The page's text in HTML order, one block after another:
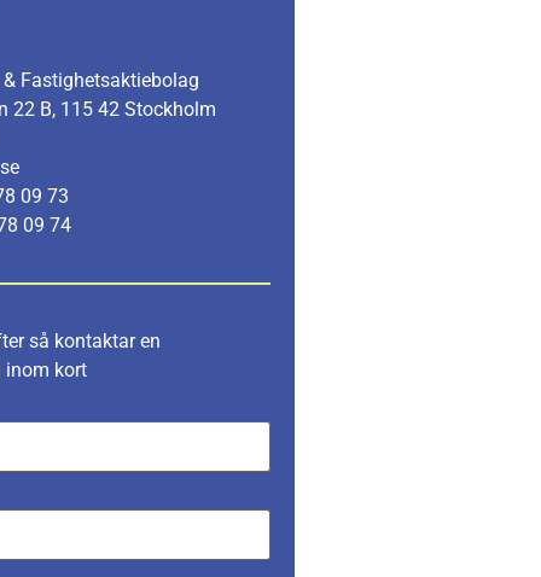
Fastighetsaktiebolag
22 B, 115 42 Stockholm
09 73
09 74
så kontaktar en
inom kort